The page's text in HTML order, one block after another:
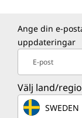
Ange din e-
uppdateringar
E-post
Välj land/
SWEDEN